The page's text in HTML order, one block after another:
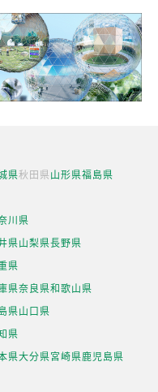
県秋田県山形県福島県
川県
県山梨県長野県
県
県奈良県和歌山県
県山口県
県
県大分県宮崎県鹿児島県